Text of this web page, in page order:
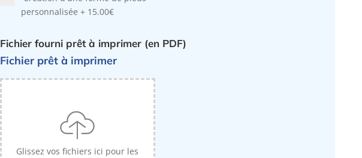
personnalisée + 15.00€
Fichier fourni prêt à imprimer (en PDF)
Fichier prêt à imprimer
Glissez vos fichiers ici pour les